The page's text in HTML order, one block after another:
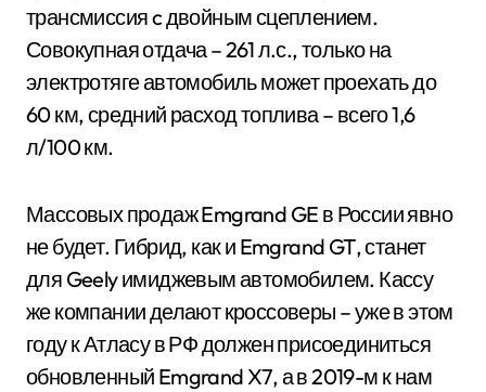
трансмиссия c двойным сцеплением.
Совокупная отдача – 261 л.с., только на
электротяге автомобиль может проехать до
60 км, средний расход топлива – всего 1,6
л/100 км.
Массовых продаж Emgrand GE в России явно
не будет. Гибрид, как и Emgrand GT, станет
для Geely имиджевым автомобилем. Кассу
же компании делают кроссоверы – уже в этом
году к Атласу в РФ должен присоединиться
обновленный Emgrand X7, а в 2019-м к нам